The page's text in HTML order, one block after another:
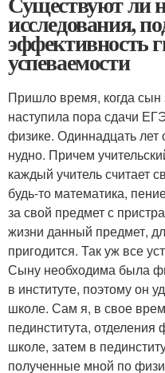
исследования,
эффективность
успеваемости
Пришло время, когда сын
наступила пора сдачи
физике. Одиннадцать лет
нудно. Причем
каждый учитель считает
будь-то математика,
за свой предмет с
жизни данный предмет,
пригодится. Так уж все
Сыну необходима была
в институте, поэтому он
школе. Сам я, в свое
пединститута,
школе, затем в
полученные мной по